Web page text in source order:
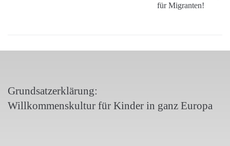
für Migranten!
Grundsatzerklärung:
Willkommenskultur für Kinder in ganz Europa